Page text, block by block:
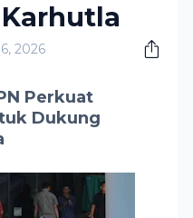
2026
Perkuat
Dukung